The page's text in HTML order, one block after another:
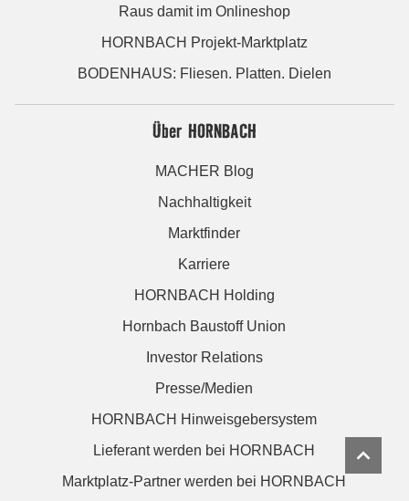
Raus damit im Onlineshop
HORNBACH Projekt-Marktplatz
BODENHAUS: Fliesen. Platten. Dielen
Über HORNBACH
MACHER Blog
Nachhaltigkeit
Marktfinder
Karriere
HORNBACH Holding
Hornbach Baustoff Union
Investor Relations
Presse/Medien
HORNBACH Hinweisgebersystem
Lieferant werden bei HORNBACH
Marktplatz-Partner werden bei HORNBACH